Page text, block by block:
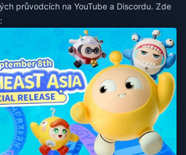
průvodcích na YouTube a Discordu. Zde